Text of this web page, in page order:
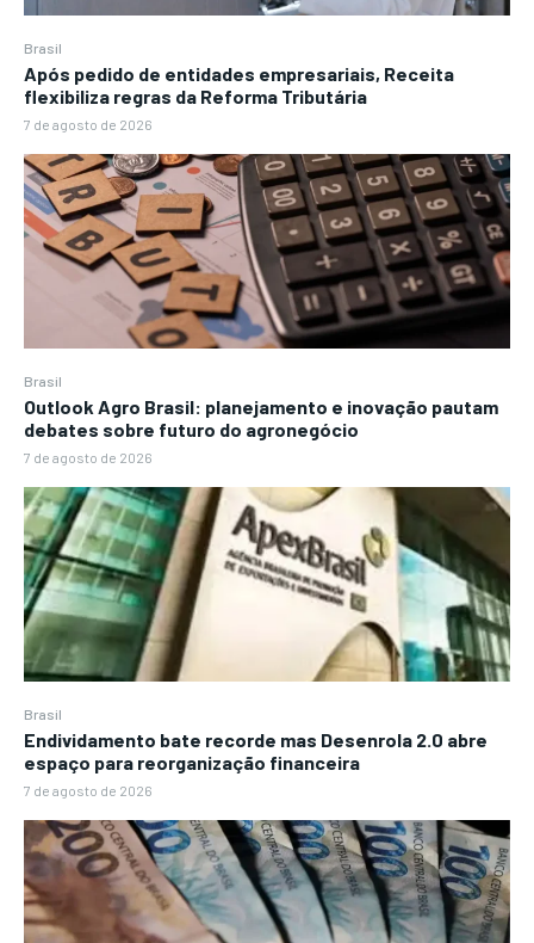
Brasil
Após pedido de entidades empresariais, Receita
flexibiliza regras da Reforma Tributária
7 de agosto de 2026
Brasil
Outlook Agro Brasil: planejamento e inovação pautam
debates sobre futuro do agronegócio
7 de agosto de 2026
Brasil
Endividamento bate recorde mas Desenrola 2.0 abre
espaço para reorganização financeira
7 de agosto de 2026